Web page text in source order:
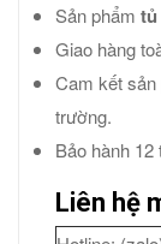
Sản phẩm tủ
Giao hàng
Cam kết sản
trường.
Bảo hành 12
Liên hệ